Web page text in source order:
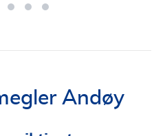
Andøy